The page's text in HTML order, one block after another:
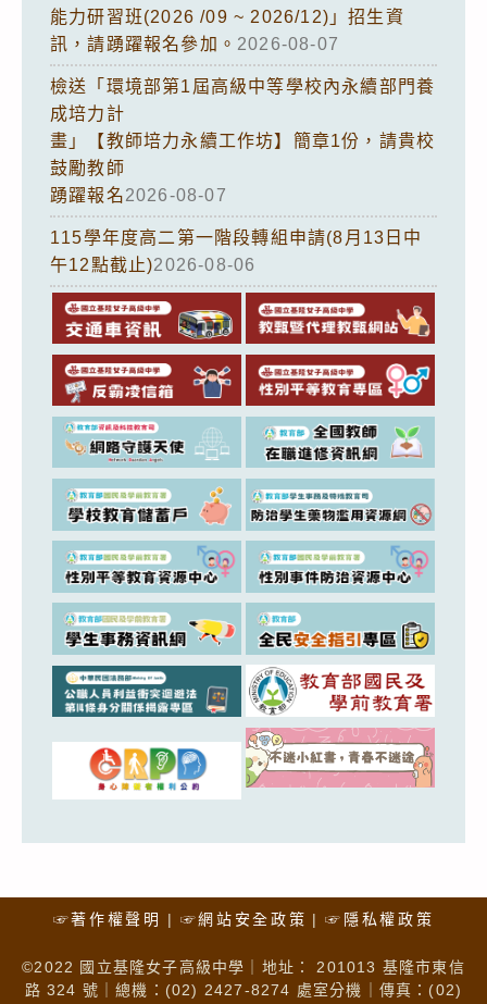
能力研習班(2026 /09 ~ 2026/12)」招生資
訊，請踴躍報名參加。 2026-08-07
檢送「環境部第1屆高級中等學校內永續部門養
成培力計
畫」【教師培力永續工作坊】簡章1份，請貴校
鼓勵教師
踴躍報名2026-08-07
115學年度高二第一階段轉組申請(8月13日中
午12點截止)2026-08-06
☞著作權聲明 ☞網站安全政策 ☞隱私權政策
©2022 國立基隆女子高級中學｜地址： 201013 基隆市東信
路 324 號｜總機：(02) 2427-8274 處室分機｜傳真：(02)